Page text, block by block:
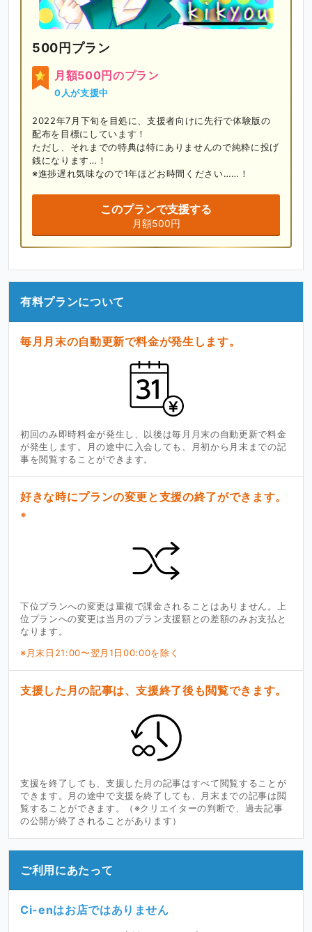
500円プラン
月額500円のプラン
0人が支援中
2022年7月下旬を目処に、支援者向けに先行で体験版の
配布を目標にしています！
ただし、それまでの特典は特にありませんので純粋に投げ
銭になります…！
※進捗遅れ気味なので1年ほどお時間ください……！
このプランで支援する
月額500円
有料プランについて
毎月月末の自動更新で料金が発生します。
初回のみ即時料金が発生し、以後は毎月月末の自動更新で料金
が発生します。月の途中に入会しても、月初から月末までの記
事を閲覧することができます。
好きな時にプランの変更と支援の終了ができます。
※
下位プランへの変更は重複で課金されることはありません。上
位プランへの変更は当月のプラン支援額との差額のみお支払と
なります。
※月末日21:00〜翌月1日00:00を除く
支援した月の記事は、支援終了後も閲覧できます。
支援を終了しても、支援した月の記事はすべて閲覧することが
できます。月の途中で支援を終了しても、月末までの記事は閲
覧することができます。（※クリエイターの判断で、過去記事
の公開が終了されることがあります）
ご利用にあたって
Ci-enはお店ではありません